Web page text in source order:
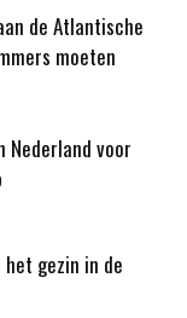
de Atlantische
moeten
Nederland voor
gezin in de